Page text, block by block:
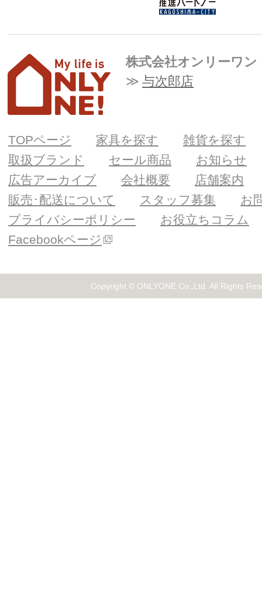
株式会社オンリーワン
与次郎店
TOPページ 家具を探す
雑貨を探す
取扱ブランド
セール商品
お知らせ
広告アーカイブ
会社概要
店舗案内
販売･配送について
スタッフ募集
お
プライバシーポリシー
お役立ちコラム
Facebookページ
Copyright © ONLYONE Co.,Ltd. All Rights